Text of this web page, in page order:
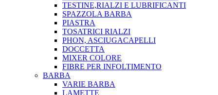
TESTINE,RIALZI E LUBRIFICANTI
SPAZZOLA BARBA
PIASTRA
TOSATRICI RIALZI
PHON, ASCIUGACAPELLI
DOCCETTA
MIXER COLORE
FIBRE PER INFOLTIMENTO
BARBA
VARIE BARBA
LAMETTE